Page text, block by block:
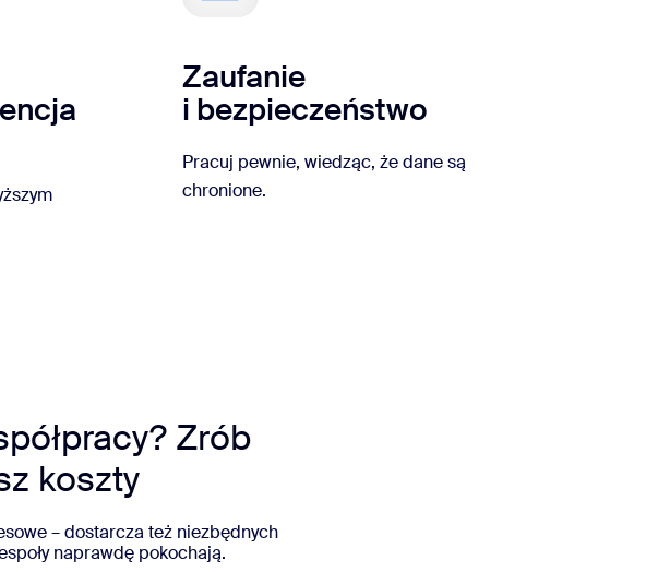
Zaufanie
i bezpieczeństwo
Pracuj pewnie, wiedząc, że dane są
chronione.
Zrób
koszty
– dostarcza też niezbędnych
naprawdę pokochają.